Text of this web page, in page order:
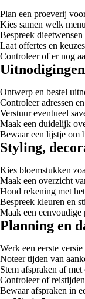
Plan een proeverij
Kies samen welk
Bespreek
Laat offertes en
Controleer of er nog
Ontwerp en bestel
Controleer adressen
Verstuur eventueel
Maak een duidelijk
Bewaar een lijstje om
Styling,
Kies bloemstukken
Maak een overzicht
Houd rekening met
Bespreek kleuren en
Maak een
Planning en
Werk een eerste
Noteer tijden van
Stem afspraken af
Controleer of
Bewaar afspraken in